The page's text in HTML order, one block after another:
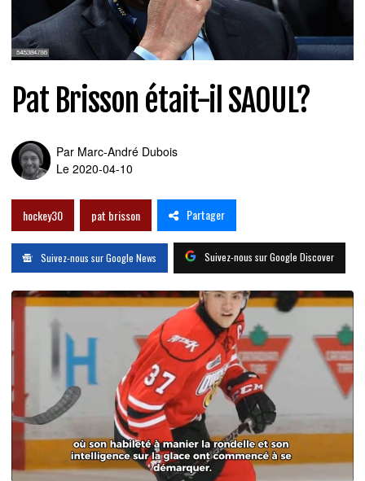
Pat Brisson était-il SAOUL?
Par Marc-André Dubois
Le 2020-04-10
hockey30 pat brisson Partager
Suivez-nous sur Google News Suivez-nous sur Google Discover